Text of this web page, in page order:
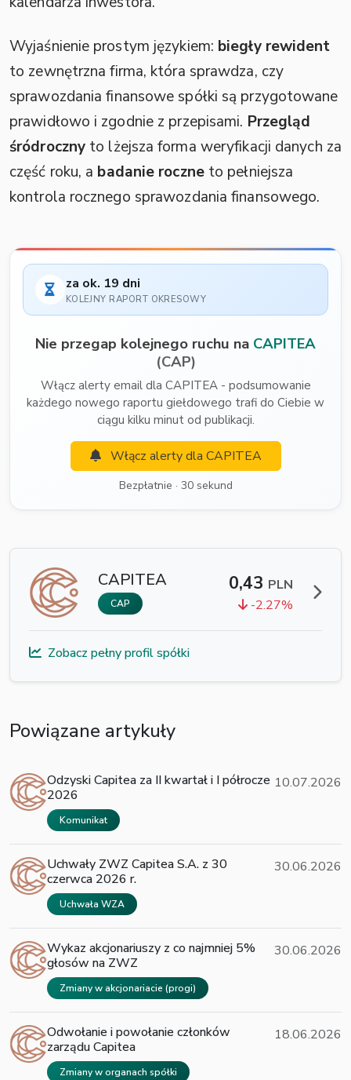
Wyjaśnienie prostym językiem: biegły rewident
to zewnętrzna firma, która sprawdza, czy
sprawozdania finansowe spółki są przygotowane
prawidłowo i zgodnie z przepisami. Przegląd
śródroczny to lżejsza forma weryfikacji danych za
część roku, a badanie roczneto pełniejsza
kontrola rocznego sprawozdania finansowego.
za ok. 19 dni
KOLEJNY RAPORT OKRESOWY
Nie przegap kolejnego ruchu na CAPITEA
(CAP)
Włącz alerty email dla CAPITEA - podsumowanie
każdego nowego raportu giełdowego trafi do Ciebie w
ciągu kilku minut od publikacji.
Włącz alerty dla CAPITEA
Bezpłatnie · 30 sekund
CAPITEA
CAP
0,43 PLN
-2.27%
Zobacz pełny profil spółki
Powiązane artykuły
Odzyski Capitea za II kwartał i I półrocze
2026
Komunikat
10.07.2026
Uchwały ZWZ Capitea S.A. z 30
czerwca 2026 r.
Uchwała WZA
30.06.2026
Wykaz akcjonariuszy z co najmniej 5%
głosów na ZWZ
Zmiany w akcjonariacie (progi)
30.06.2026
Odwołanie i powołanie członków
zarządu Capitea
Zmiany w organach spółki
18.06.2026